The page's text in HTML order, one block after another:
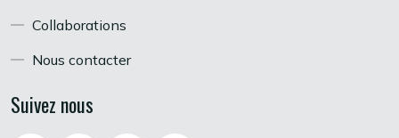
Collaborations
Nous contacter
Suivez nous